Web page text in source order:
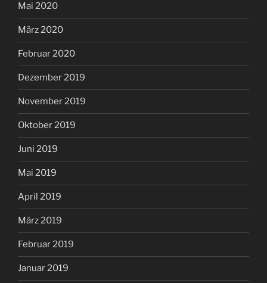
Mai 2020
März 2020
Februar 2020
Dezember 2019
November 2019
Oktober 2019
Juni 2019
Mai 2019
April 2019
März 2019
Februar 2019
Januar 2019